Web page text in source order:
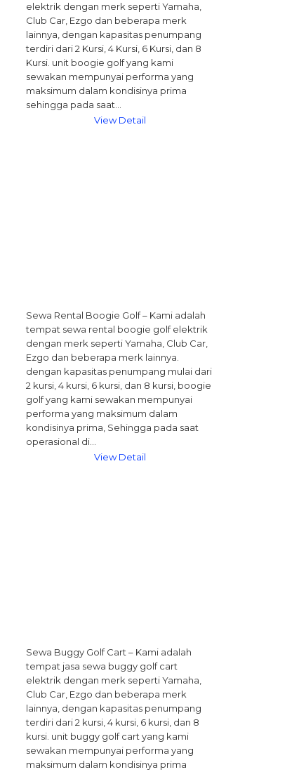
elektrik dengan merk seperti Yamaha,
Club Car, Ezgo dan beberapa merk
lainnya, dengan kapasitas penumpang
terdiri dari 2 Kursi, 4 Kursi, 6 Kursi, dan 8
Kursi. unit boogie golf yang kami
sewakan mempunyai performa yang
maksimum dalam kondisinya prima
sehingga pada saat…
View Detail
Sewa Rental Boogie Golf – Kami adalah
tempat sewa rental boogie golf elektrik
dengan merk seperti Yamaha, Club Car,
Ezgo dan beberapa merk lainnya.
dengan kapasitas penumpang mulai dari
2 kursi, 4 kursi, 6 kursi, dan 8 kursi, boogie
golf yang kami sewakan mempunyai
performa yang maksimum dalam
kondisinya prima, Sehingga pada saat
operasional di…
View Detail
Sewa Buggy Golf Cart – Kami adalah
tempat jasa sewa buggy golf cart
elektrik dengan merk seperti Yamaha,
Club Car, Ezgo dan beberapa merk
lainnya, dengan kapasitas penumpang
terdiri dari 2 kursi, 4 kursi, 6 kursi, dan 8
kursi. unit buggy golf cart yang kami
sewakan mempunyai performa yang
maksimum dalam kondisinya prima